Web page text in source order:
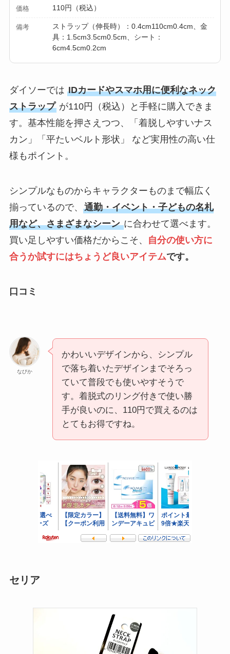
価格 110円（税込）
備考
ストラップ（伸長時）：0.4cm110cm0.4cm、金
具：1.5cm3.5cm0.5cm、シート：
6cm4.5cm0.2cm
ダイソーでは IDカードやスマホ用に便利なネック
ストラップが110円（税込）と手軽に購入できま
す。基本性能を押さえつつ、「着脱しやすいナス
カン」「平たいベルト形状」 など実用性の高い仕
様もポイント。
シンプルなものからキャラクターものまで幅広く
揃っているので、 通勤・イベント・子どもの名札
用など、さまざまなシーン に合わせて選べます。
買い足しやすい価格だからこそ、
自分の使い方に
合うか試すにはちょうど良いアイテムです。
口コミ
なびか
かわいいデザインから、シンプル
で落ち着いたデザインまでそろっ
ていて普段でも使いやすそうで
す。着脱式のリング付きで使い勝
手が良いのに、110円で買えるのは
とてもお得ですね。
セリア